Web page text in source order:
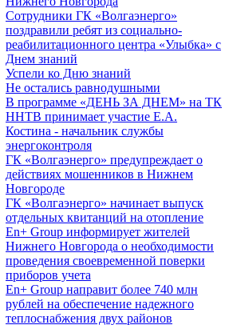
Сотрудники ГК «Волгаэнерго»
поздравили ребят из социально-
реабилитационного центра «Улыбка» с
Днем знаний
Успели ко Дню знаний
Не остались равнодушными
В программе «ДЕНЬ ЗА ДНЕМ» на ТК
ННТВ принимает участие Е.А.
Костина - начальник службы
энергоконтроля
ГК «Волгаэнерго» предупреждает о
действиях мошенников в Нижнем
Новгороде
ГК «Волгаэнерго» начинает выпуск
отдельных квитанций на отопление
En+ Group информирует жителей
Нижнего Новгорода о необходимости
проведения своевременной поверки
приборов учета
En+ Group направит более 740 млн
рублей на обеспечение надежного
теплоснабжения двух районов